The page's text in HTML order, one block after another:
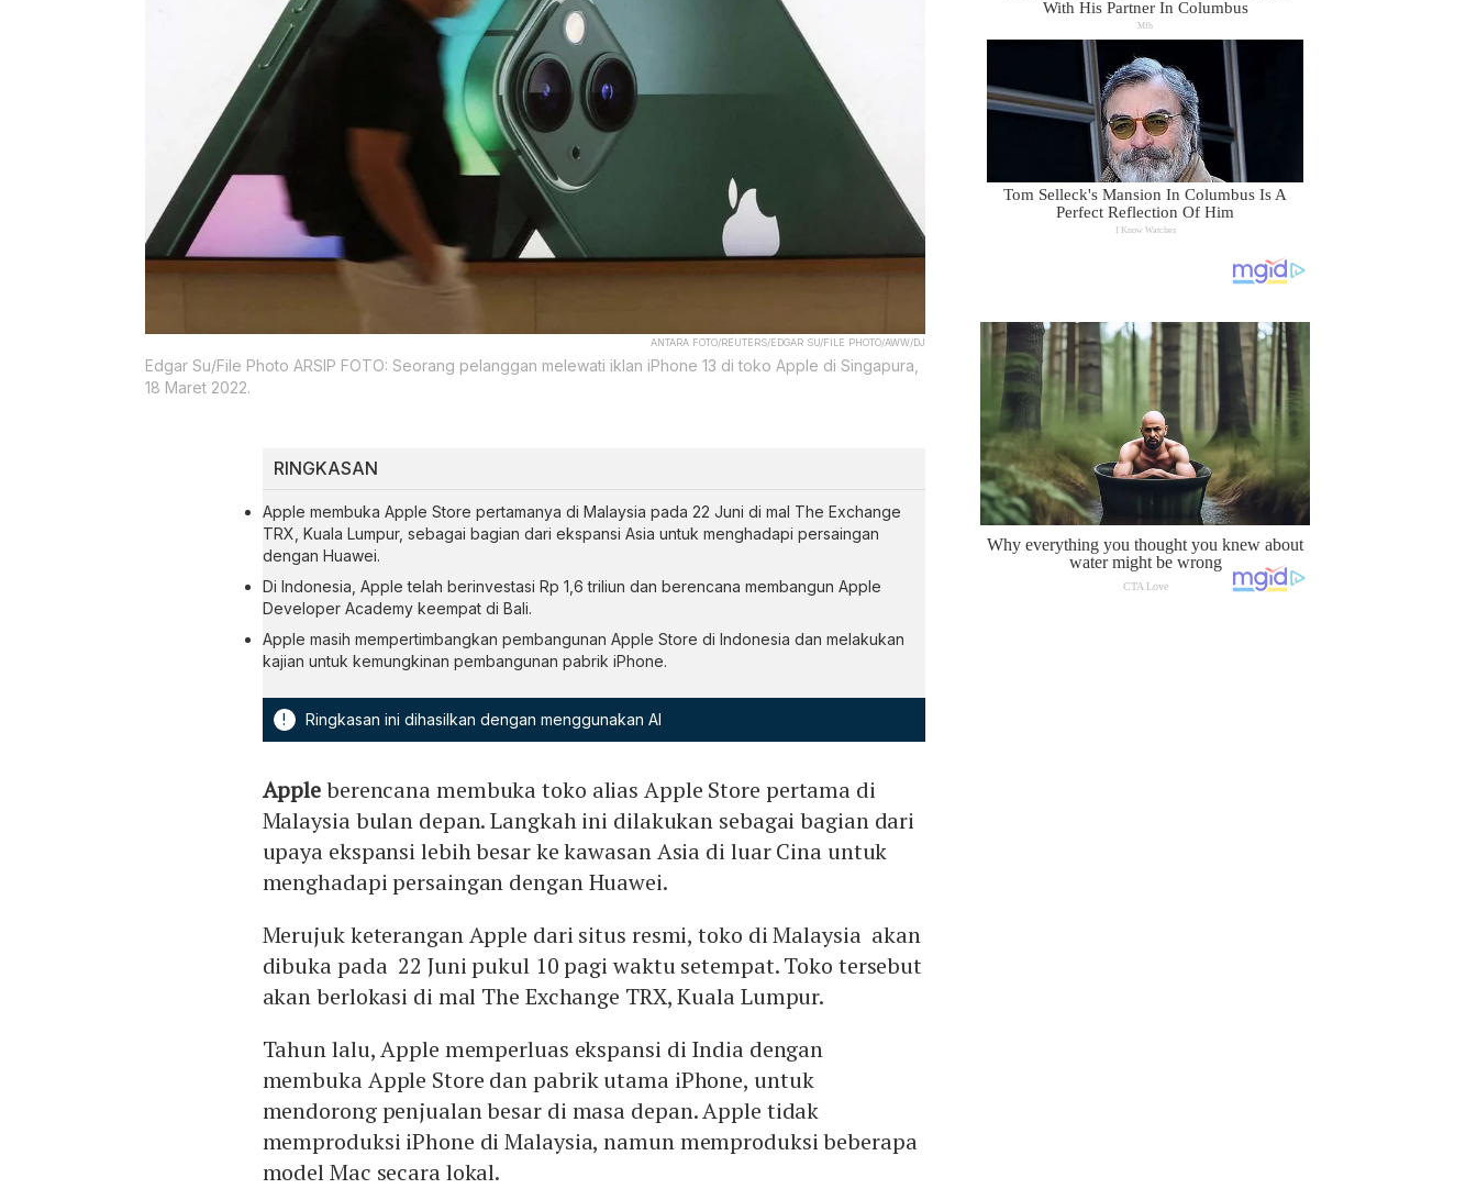
ANTARA FOTO/REUTERS/EDGAR SU/FILE PHOTO/AWW/DJ
Edgar Su/File Photo ARSIP FOTO: Seorang pelanggan melewati iklan iPhone 13 di toko Apple di Singapura,
18 Maret 2022.
RINGKASAN
Apple membuka Apple Store pertamanya di Malaysia pada 22 Juni di mal The Exchange
TRX, Kuala Lumpur, sebagai bagian dari ekspansi Asia untuk menghadapi persaingan
dengan Huawei.
Di Indonesia, Apple telah berinvestasi Rp 1,6 triliun dan berencana membangun Apple
Developer Academy keempat di Bali.
Apple masih mempertimbangkan pembangunan Apple Store di Indonesia dan melakukan
kajian untuk kemungkinan pembangunan pabrik iPhone.
! Ringkasan ini dihasilkan dengan menggunakan AI
Appleberencana membuka toko alias Apple Store pertama di
Malaysia bulan depan. Langkah ini dilakukan sebagai bagian dari
upaya ekspansi lebih besar ke kawasan Asia di luar Cina untuk
menghadapi persaingan dengan Huawei.
Merujuk keterangan Apple dari situs resmi, toko di Malaysia akan
dibuka pada 22 Juni pukul 10 pagi waktu setempat. Toko tersebut
akan berlokasi di mal The Exchange TRX, Kuala Lumpur.
Tahun lalu, Apple memperluas ekspansi di India dengan
membuka Apple Store dan pabrik utama iPhone, untuk
mendorong penjualan besar di masa depan. Apple tidak
memproduksi iPhone di Malaysia, namun memproduksi beberapa
model Mac secara lokal.